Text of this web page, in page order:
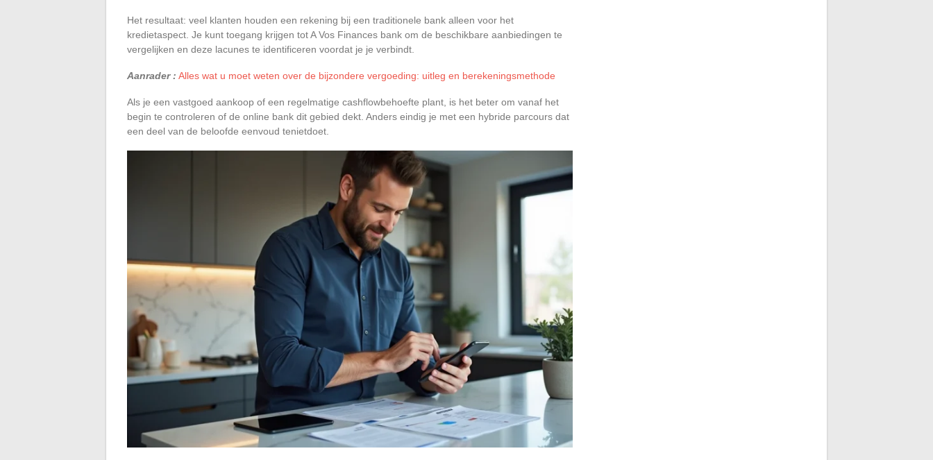
Het resultaat: veel klanten houden een rekening bij een traditionele bank alleen voor het
kredietaspect. Je kunt toegang krijgen tot A Vos Finances bank om de beschikbare aanbiedingen te
vergelijken en deze lacunes te identificeren voordat je je verbindt.
Aanrader : Alles wat u moet weten over de bijzondere vergoeding: uitleg en berekeningsmethode
Als je een vastgoed aankoop of een regelmatige cashflowbehoefte plant, is het beter om vanaf het
begin te controleren of de online bank dit gebied dekt. Anders eindig je met een hybride parcours dat
een deel van de beloofde eenvoud tenietdoet.